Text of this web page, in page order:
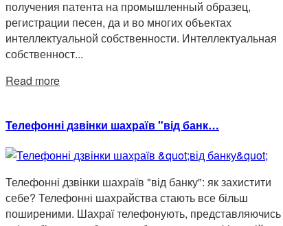
получения патента на промышленный образец,
регистрации песен, да и во многих объектах
интеллектуальной собственности. Интеллектуальная
собственност...
Read more
Телефонні дзвінки шахраїв "від банк…
Телефонні дзвінки шахраїв "від банку": як захистити
себе? Телефонні шахрайства стають все більш
поширеними. Шахраї телефонують, представляючись